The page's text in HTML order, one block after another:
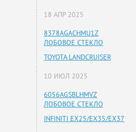
18 АПР 2025
8378AGACHMU1Z
ЛОБОВОЕ СТЕКЛО
TOYOTA LANDCRUISER
10 ИЮЛ 2025
6056AGSBLHMVZ
ЛОБОВОЕ СТЕКЛО
INFINITI EX25/EX35/EX37